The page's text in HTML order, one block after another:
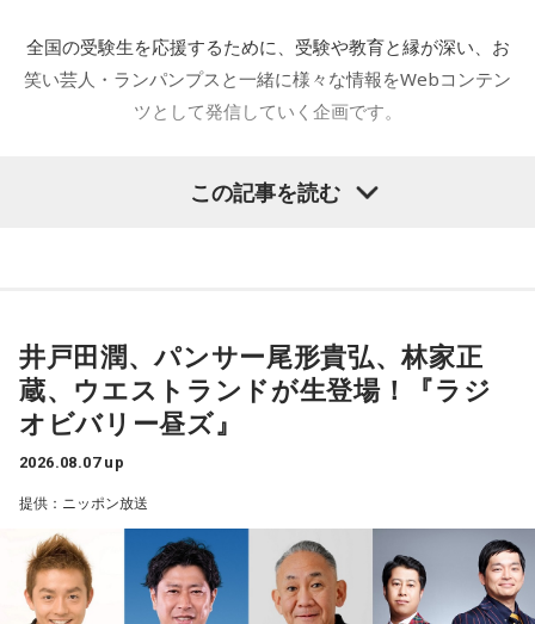
CRT栃木放送『ど～も、嶋均三です』（木曜 9時～
ー」などなど…。新春の放送では、嶋さんが鳥にちなんだダジ
ャレを大量に交えたダジャレ文を紹介していました。なんと
も温かい気持ちになれる3時間半の放送です。
ABCラジオ『上沼恵美子 こころ晴天』（月曜 12時
～14時55分）
全国の受験生を応援するために、受験や教育と縁が深い、お
笑い芸人・ランパンプスと一緒に様々な情報をWebコンテン
ツとして発信していく企画です。
全国の受験生を応援する『おうえんしナイト』、今回は東京
――本日は権禰宜の三輪田竜生さんに来ていただきました。
三輪田：三輪田です。よろしくお願いします。
小林：早速ですが、芝大神宮様のご由緒、創建の歴史を教え
この記事を読む
井戸田潤、パンサー尾形貴弘、林家正
蔵、ウエストランドが生登場！『ラジ
オビバリー昼ズ』
2026.08.07 up
提供：ニッポン放送